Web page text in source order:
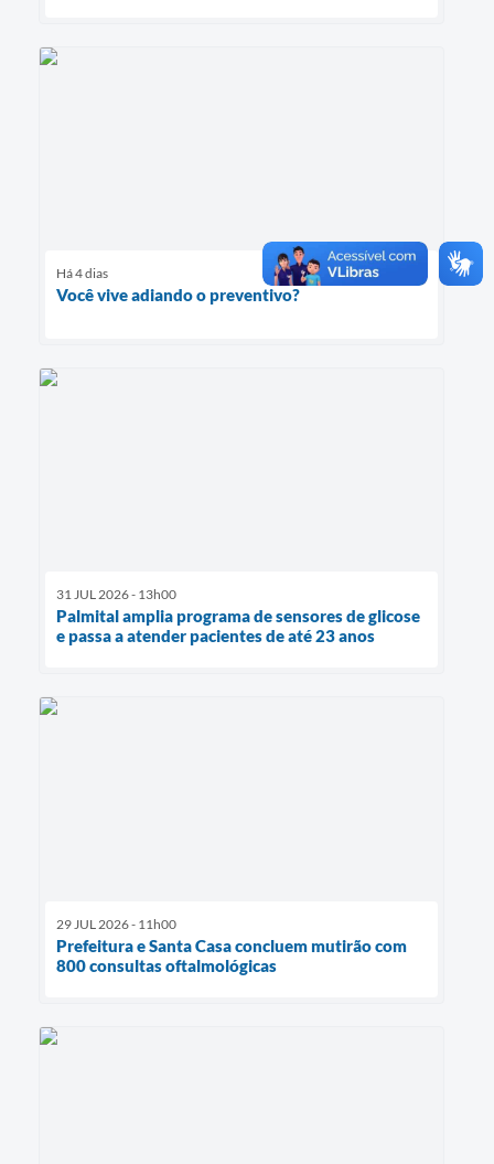
Há 4 dias
Você vive adiando o preventivo?
31 JUL 2026 - 13h00
Palmital amplia programa de sensores de glicose
e passa a atender pacientes de até 23 anos
29 JUL 2026 - 11h00
Prefeitura e Santa Casa concluem mutirão com
800 consultas oftalmológicas